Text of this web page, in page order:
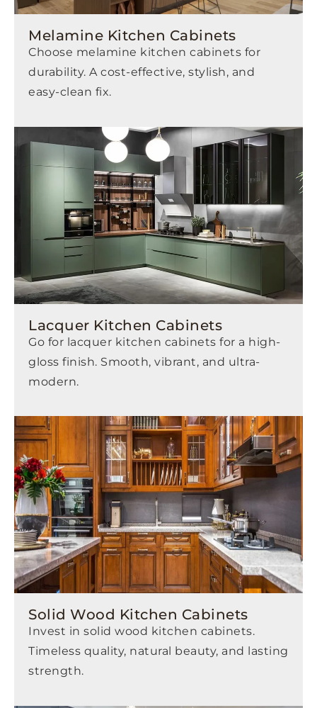
Melamine Kitchen Cabinets
Choose melamine kitchen cabinets for
durability. A cost-effective, stylish, and
easy-clean fix.
Lacquer Kitchen Cabinets
Go for lacquer kitchen cabinets for a high-
gloss finish. Smooth, vibrant, and ultra-
modern.
Solid Wood Kitchen Cabinets
Invest in solid wood kitchen cabinets.
Timeless quality, natural beauty, and lasting
strength.